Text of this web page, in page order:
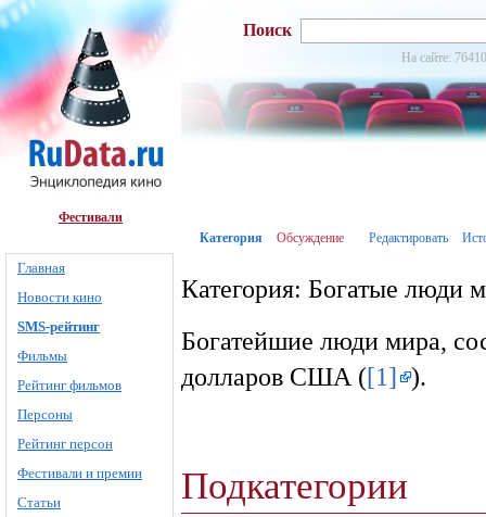
Фестивали
Главная
Новости кино
SMS-рейтинг
Фильмы
Рейтинг фильмов
Персоны
Рейтинг персон
Фестивали и премии
Статьи
Поиск
На сайте:
Категория Обсуждение Редактировать
Категория: Богатые люди
Богатейшие люди мира,
долларов США ([1] ).
Подкатегории